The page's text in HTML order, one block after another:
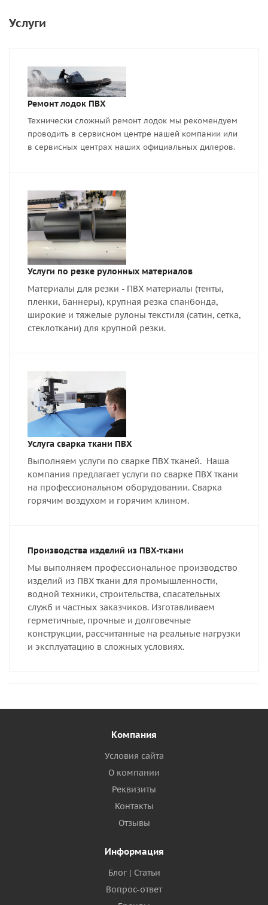
Услуги
Ремонт лодок ПВХ
Технически сложный ремонт лодок мы рекомендуем
проводить в сервисном центре нашей компании или
в сервисных центрах наших официальных дилеров.
Услуги по резке рулонных материалов
Материалы для резки - ПВХ материалы (тенты,
пленки, баннеры), крупная резка спанбонда,
широкие и тяжелые рулоны текстиля (сатин, сетка,
стеклоткани) для крупной резки.
Услуга сварка ткани ПВХ
Выполняем услуги по сварке ПВХ тканей. Наша
компания предлагает услуги по сварке ПВХ ткани
на профессиональном оборудовании. Сварка
горячим воздухом и горячим клином.
Производства изделий из ПВХ-ткани
Мы выполняем профессиональное производство
изделий из ПВХ ткани для промышленности,
водной техники, строительства, спасательных
служб и частных заказчиков. Изготавливаем
герметичные, прочные и долговечные
конструкции, рассчитанные на реальные нагрузки
и эксплуатацию в сложных условиях.
Компания
Условия сайта
О компании
Реквизиты
Контакты
Отзывы
Информация
Блог | Статьи
Вопрос-ответ